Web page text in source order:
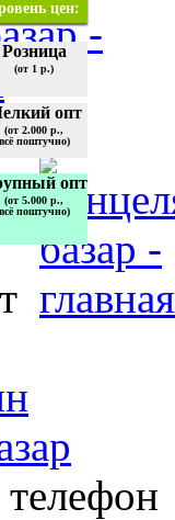
цен:
Розница
(от 1 р.)
опт
(от 2.000 р.,
всё поштучно)
опт
(от 5.000 р.,
всё поштучно)